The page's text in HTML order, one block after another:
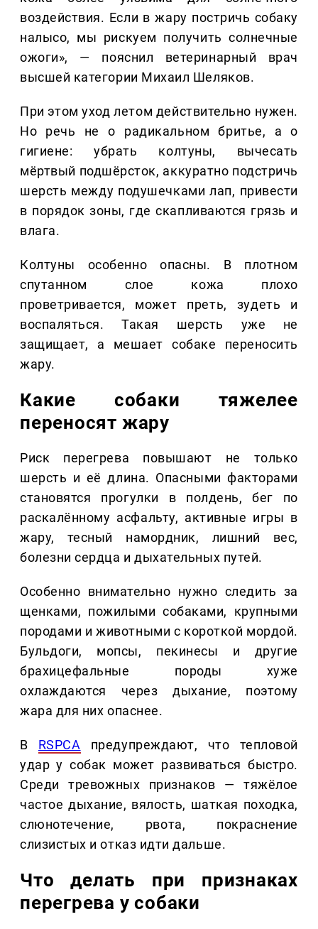
воздействия. Если в жару постричь собаку
налысо, мы рискуем получить солнечные
ожоги», — пояснил ветеринарный врач
высшей категории Михаил Шеляков.
При этом уход летом действительно нужен.
Но речь не о радикальном бритье, а о
гигиене: убрать колтуны, вычесать
мёртвый подшёрсток, аккуратно подстричь
шерсть между подушечками лап, привести
в порядок зоны, где скапливаются грязь и
влага.
Колтуны особенно опасны. В плотном
спутанном слое кожа плохо
проветривается, может преть, зудеть и
воспаляться. Такая шерсть уже не
защищает, а мешает собаке переносить
жару.
Какие собаки тяжелее
переносят жару
Риск перегрева повышают не только
шерсть и её длина. Опасными факторами
становятся прогулки в полдень, бег по
раскалённому асфальту, активные игры в
жару, тесный намордник, лишний вес,
болезни сердца и дыхательных путей.
Особенно внимательно нужно следить за
щенками, пожилыми собаками, крупными
породами и животными с короткой мордой.
Бульдоги, мопсы, пекинесы и другие
брахицефальные породы хуже
охлаждаются через дыхание, поэтому
жара для них опаснее.
В RSPCA предупреждают, что тепловой
удар у собак может развиваться быстро.
Среди тревожных признаков — тяжёлое
частое дыхание, вялость, шаткая походка,
слюнотечение, рвота, покраснение
слизистых и отказ идти дальше.
Что делать при признаках
перегрева у собаки